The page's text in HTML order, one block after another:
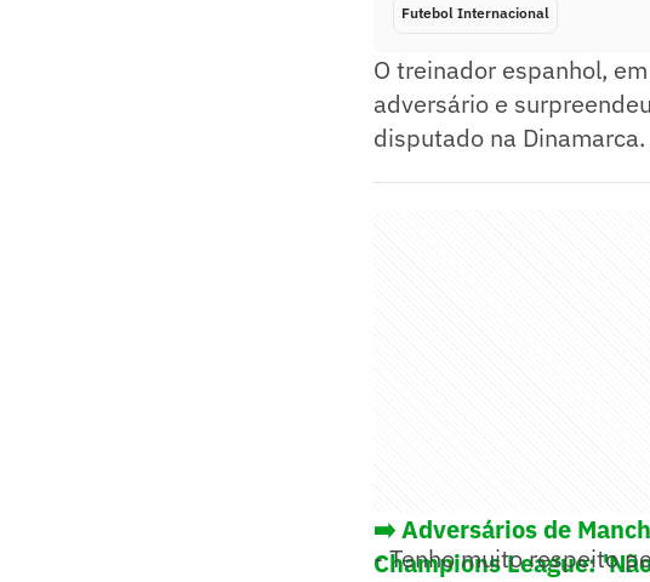
Futebol Internacional
O treinador espanhol,
adversário e
disputado na Dinamarca.
➡️ Adversários de
Champions League:
- Tenho muito respeito